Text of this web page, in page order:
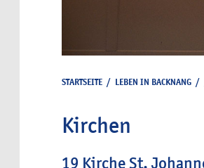
STARTSEITE / LEBEN IN BACKNANG /
Kirchen
19 Kirche St.